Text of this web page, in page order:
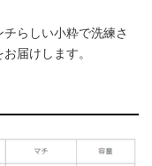
らしい小粋で洗練さ
届けします。